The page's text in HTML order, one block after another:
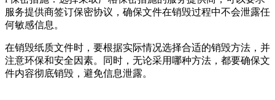
服务提供商签订保密协议，确保文件在销毁过程中不会泄露任
何敏感信息。
在销毁纸质文件时，要根据实际情况选择合适的销毁方法，并
注意环保和安全因素。同时，无论采用哪种方法，都要确保文
件内容彻底销毁，避免信息泄露。